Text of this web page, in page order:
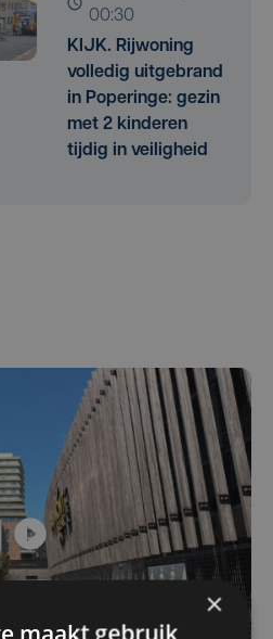
00:30
KIJK. Rijwoning
volledig uitgebrand
in Poperinge: gezin
met 2 kinderen
tijdig in veiligheid
×